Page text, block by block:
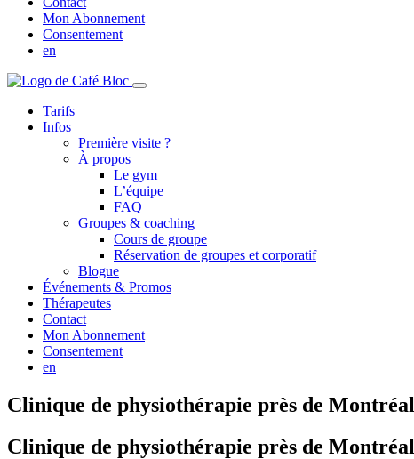
Mon Abonnement
Consentement
en
Tarifs
Infos
Première visite ?
À propos
Le gym
L’équipe
FAQ
Groupes & coaching
Cours de groupe
Réservation de groupes et corporatif
Blogue
Événements & Promos
Thérapeutes
Contact
Mon Abonnement
Consentement
en
Clinique de physiothérapie près de Montréal
Clinique de physiothérapie près de Montréal